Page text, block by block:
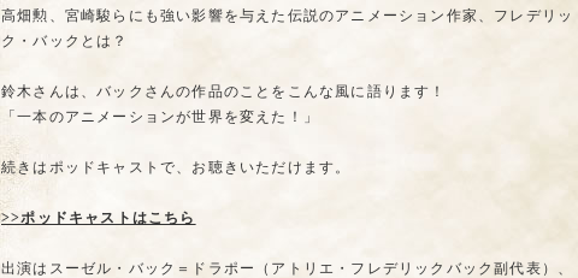
高畑勲、宮崎駿らにも強い影響を与えた伝説のアニメーション作家、フレデリッ
ク・バックとは？
鈴木さんは、バックさんの作品のことをこんな風に語ります！
「一本のアニメーションが世界を変えた！」
続きはポッドキャストで、お聴きいただけます。
>>ポッドキャストはこちら
出演はスーゼル・バック＝ドラポー（アトリエ・フレデリックバック副代表）、